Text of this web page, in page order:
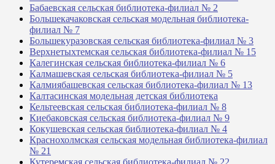
Бабаевская сельская библиотека-филиал № 2
Большекачаковская сельская модельная библиотека-
филиал № 7
Большекуразовская сельская библиотека-филиал № 3
Верхнетыхтемская сельская библиотека-филиал № 15
Калегинская сельская библиотека-филиал № 6
Калмашевская сельская библиотека-филиал № 5
Калмиябашевская сельская библиотека-филиал № 13
Калтасинская модельная детская библиотека
Кельтеевская сельская библиотека-филиал № 8
Киебаковская сельская библиотека-филиал № 9
Кокушевская сельская библиотека-филиал № 4
Краснохолмская сельская модельная библиотека-филиал
№ 21